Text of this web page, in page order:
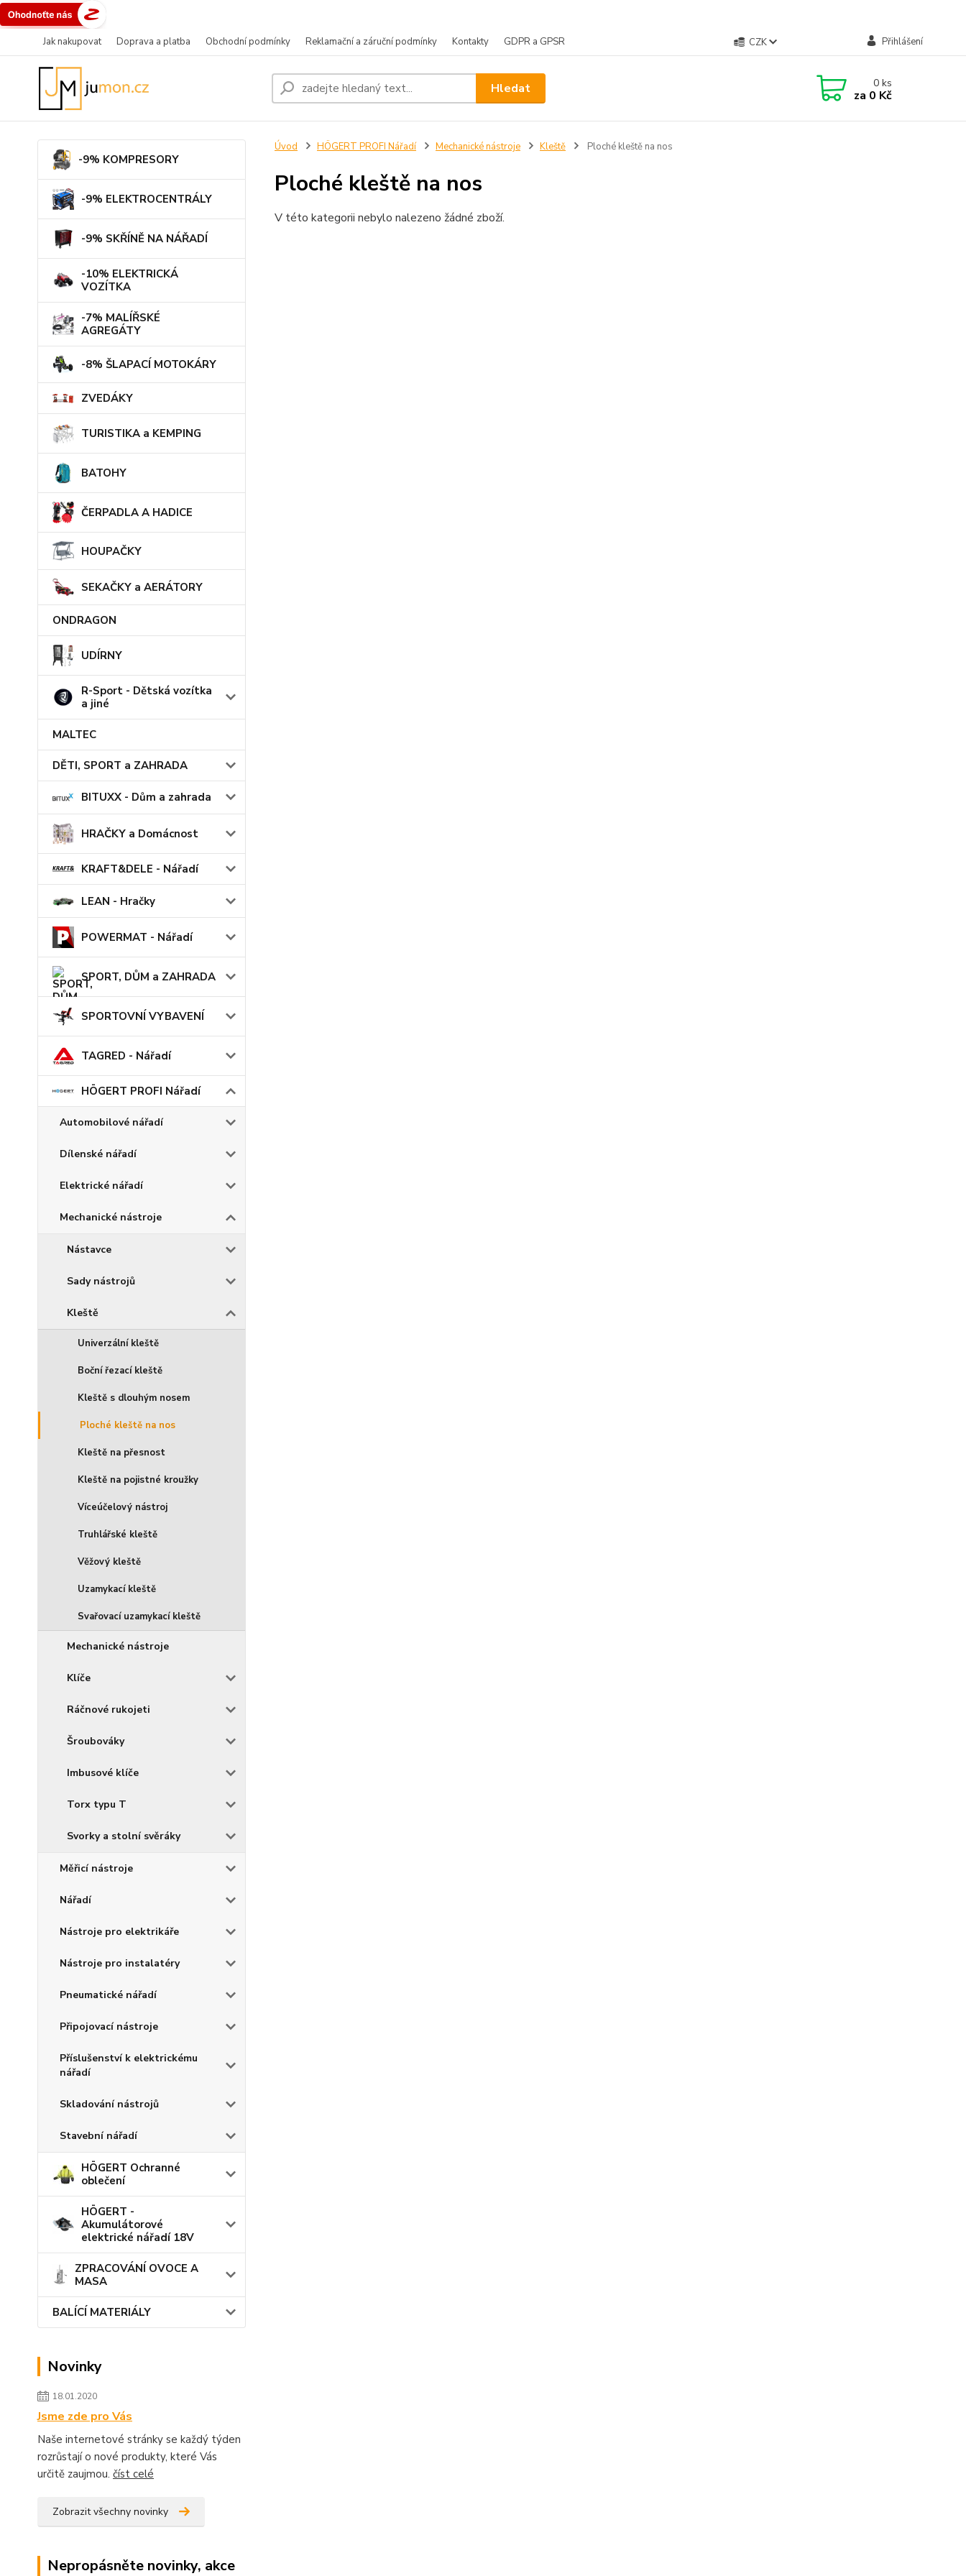
Jak nakupovat Doprava a platba Obchodní podmínky Reklamační a záruční podmínky Kontakty GDPR a GPSR CZK Přihlášení
Hledat 0ks
za 0 Kč
-9% KOMPRESORY
-9% ELEKTROCENTRÁLY
-9% SKŘÍNĚ NA NÁŘADÍ
-10% ELEKTRICKÁ
VOZÍTKA
-7% MALÍŘSKÉ
AGREGÁTY
-8% ŠLAPACÍ MOTOKÁRY
ZVEDÁKY
TURISTIKA a KEMPING
BATOHY
ČERPADLA A HADICE
HOUPAČKY
SEKAČKY a AERÁTORY
ONDRAGON
UDÍRNY
R-Sport - Dětská vozítka
a jiné
MALTEC
DĚTI, SPORT a ZAHRADA
BITUXX - Dům a zahrada
HRAČKY a Domácnost
KRAFT&DELE - Nářadí
LEAN - Hračky
POWERMAT - Nářadí
SPORT, DŮM a ZAHRADA
SPORTOVNÍ VYBAVENÍ
TAGRED - Nářadí
HÖGERT PROFI Nářadí
Automobilové nářadí
Dílenské nářadí
Elektrické nářadí
Mechanické nástroje
Nástavce
Sady nástrojů
Kleště
Univerzální kleště
Boční řezací kleště
Kleště s dlouhým nosem
Ploché kleště na nos
Kleště na přesnost
Kleště na pojistné kroužky
Víceúčelový nástroj
Truhlářské kleště
Věžový kleště
Uzamykací kleště
Svařovací uzamykací kleště
Mechanické nástroje
Klíče
Ráčnové rukojeti
Šroubováky
Imbusové klíče
Torx typu T
Svorky a stolní svěráky
Měřicí nástroje
Nářadí
Nástroje pro elektrikáře
Nástroje pro instalatéry
Pneumatické nářadí
Připojovací nástroje
Příslušenství k elektrickému
nářadí
Skladování nástrojů
Stavební nářadí
HÖGERT Ochranné
oblečení
HÖGERT -
Akumulátorové
elektrické nářadí 18V
ZPRACOVÁNÍ OVOCE A
MASA
BALÍCÍ MATERIÁLY
Novinky
18.01.2020
Jsme zde pro Vás
Naše internetové stránky se každý týden
rozrůstají o nové produkty, které Vás
určitě zaujmou. číst celé
Zobrazit všechny novinky
Nepropásněte novinky, akce
Úvod HÖGERT PROFI Nářadí Mechanické nástroje Kleště Ploché kleště na nos
Ploché kleště na nos
V této kategorii nebylo nalezeno žádné zboží.